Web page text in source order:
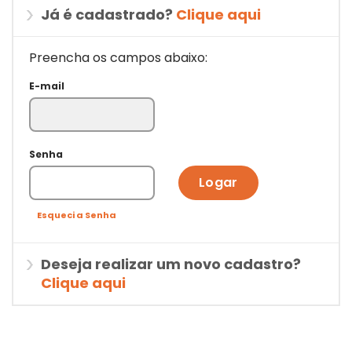
Já é cadastrado? Clique aqui
Preencha os campos abaixo:
E-mail
Senha
Logar
Esqueci a Senha
Deseja realizar um novo cadastro?
Clique aqui